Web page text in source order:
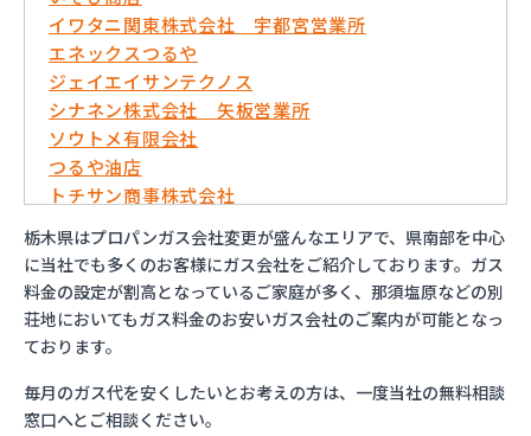
イワタニ関東株式会社 宇都宮営業所
エネックスつるや
ジェイエイサンテクノス
シナネン株式会社 矢板営業所
ソウトメ有限会社
つるや油店
トチサン商事株式会社
フジオックス株式会社 宇都宮営業所
マイシティプロパンガス
ミライフ株式会社 大田原店
烏山プロパン株式会社
烏山通運株式会社プロパンガス
益田屋プロパン有限会社
横川食販株式会社 一里販売所
栃木県はプロパンガス会社変更が盛んなエリアで、県南部を中心
に当社でも多くのお客様にガス会社をご紹介しております。ガス
料金の設定が割高となっているご家庭が多く、那須塩原などの別
荘地においてもガス料金のお安いガス会社のご案内が可能となっ
ております。
毎月のガス代を安くしたいとお考えの方は、一度当社の無料相談
窓口へとご相談ください。